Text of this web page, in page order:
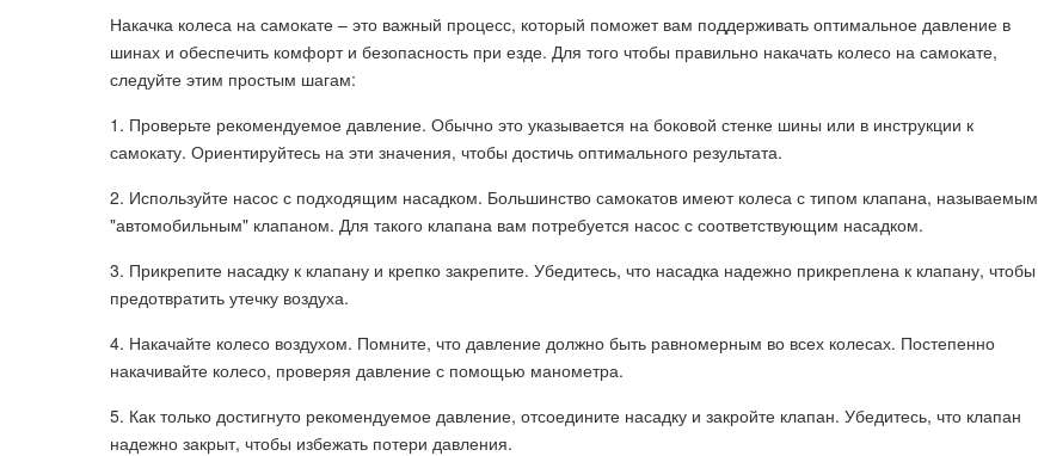
Накачка колеса на самокате – это важный процесс, который поможет вам поддерживать оптимальное давление в
шинах и обеспечить комфорт и безопасность при езде. Для того чтобы правильно накачать колесо на самокате,
следуйте этим простым шагам:
1. Проверьте рекомендуемое давление. Обычно это указывается на боковой стенке шины или в инструкции к
самокату. Ориентируйтесь на эти значения, чтобы достичь оптимального результата.
2. Используйте насос с подходящим насадком. Большинство самокатов имеют колеса с типом клапана, называемым
"автомобильным" клапаном. Для такого клапана вам потребуется насос с соответствующим насадком.
3. Прикрепите насадку к клапану и крепко закрепите. Убедитесь, что насадка надежно прикреплена к клапану, чтобы
предотвратить утечку воздуха.
4. Накачайте колесо воздухом. Помните, что давление должно быть равномерным во всех колесах. Постепенно
накачивайте колесо, проверяя давление с помощью манометра.
5. Как только достигнуто рекомендуемое давление, отсоедините насадку и закройте клапан. Убедитесь, что клапан
надежно закрыт, чтобы избежать потери давления.